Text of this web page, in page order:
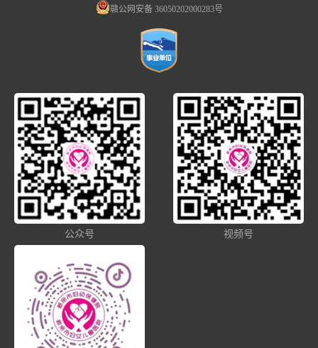
赣公网安备 36050202000283号
公众号 视频号